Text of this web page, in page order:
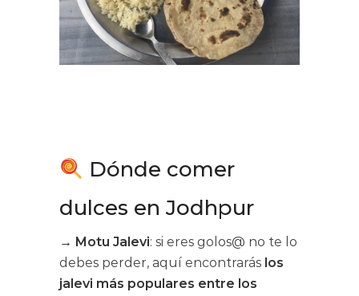
Dónde comer
dulces en Jodhpur
→ Motu Jalevi: si eres golos@ no te lo
debes perder, aquí encontrarás los
jalevi más populares entre los